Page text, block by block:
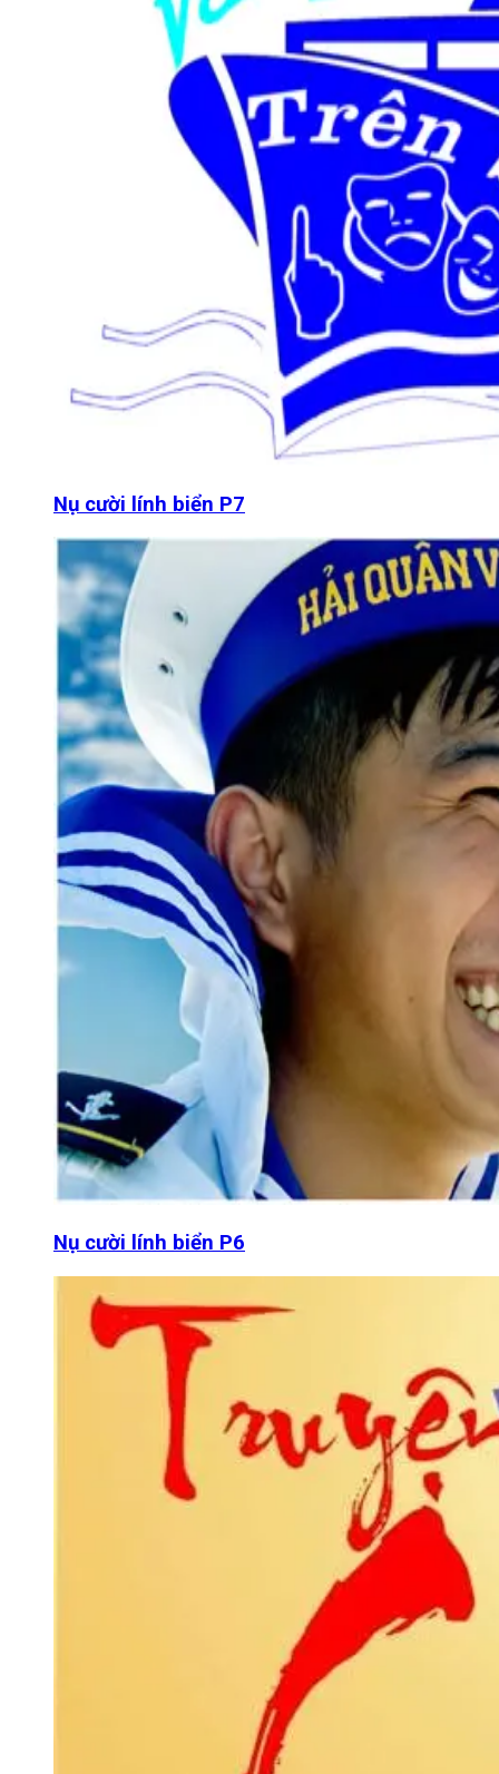
Nụ cười lính biển P7
Nụ cười lính biển P6